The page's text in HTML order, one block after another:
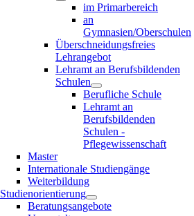
im Primarbereich
an
Gymnasien/Oberschulen
Überschneidungsfreies
Lehrangebot
Lehramt an Berufsbildenden
Schulen
Berufliche Schule
Lehramt an
Berufsbildenden
Schulen -
Pflegewissenschaft
Master
Internationale Studiengänge
Weiterbildung
Studienorientierung
Beratungsangebote